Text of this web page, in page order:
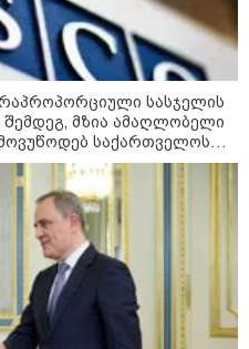
სასჯელის
მზია ამაღლობელი
საქართველოს
და უპირობო